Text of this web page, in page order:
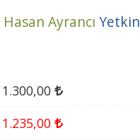
Hasan Ayrancı Yetkin
1.300,00
1.235,00